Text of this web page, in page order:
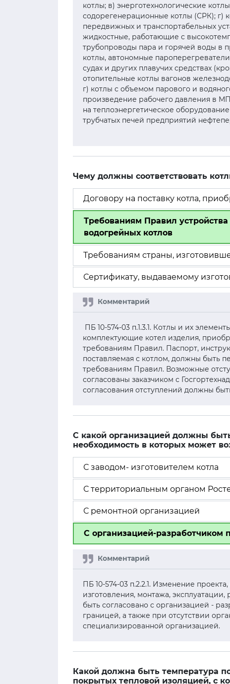
котлы; в) энерготехнологические
содорегенерационные котлы (СРК); г)
передвижных и транспортабельных
жидкостные, работающие с
трубопроводы пара и горячей воды в
котлы, автономные
судах и других плавучих средствах
отопительные котлы вагонов
г) котлы с объемом парового и
произведение рабочего давления в
на теплоэнергетическое
трубчатых печей предприятий
Чему должны соответствовать
Договору на поставку котла,
Требованиям Правил
водогрейных котлов
Требованиям страны,
Сертификату, выдаваемому
ПБ 10-574-03 п.1.3.1. Котлы и их
комплектующие котел изделия,
требованиям Правил. Паспорт,
поставляемая с котлом, должны быть
требованиям Правил. Возможные
согласованы заказчиком с
согласования отступлений должны
С какой организацией должны
необходимость в которых может
С заводом- изготовителем котла
С территориальным органом
С ремонтной организацией
С организацией-разработчиком
ПБ 10-574-03 п.2.2.1. Изменение
изготовления, монтажа,
быть согласовано с организацией -
границей, а также при отсутствии
специализированной организацией.
Какой должна быть температура
покрытых тепловой изоляцией, с